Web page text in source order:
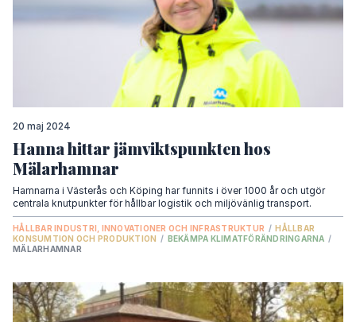
20 maj 2024
Hanna hittar jämviktspunkten hos
Mälarhamnar
Hamnarna i Västerås och Köping har funnits i över 1000 år och utgör
centrala knutpunkter för hållbar logistik och miljövänlig transport.
HÅLLBAR INDUSTRI, INNOVATIONER OCH INFRASTRUKTUR / HÅLLBAR
KONSUMTION OCH PRODUKTION / BEKÄMPA KLIMATFÖRÄNDRINGARNA /
MÄLARHAMNAR